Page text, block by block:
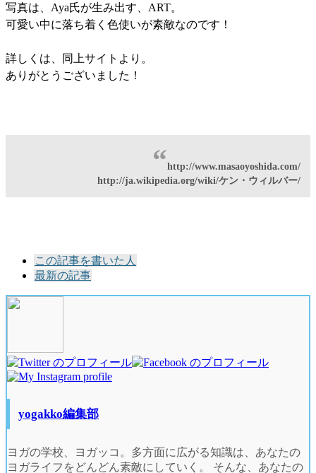
写真は、Aya氏が生み出す、ART。
可愛い中に落ち着く色使いが素敵なのです！
詳しくは、同上サイトより。
ありがとうございました！
http://www.masaoyoshida.com/
http://ja.wikipedia.org/wiki/ケン・ウィルバー/
following
tabs
change
この記事を書いた人
最新の記事
yogakko編集部
ヨガの学校、ヨガッコ。多方面に広がる知識は、あなたの
ヨガライフをどんどん素敵にしていく。 そんな、あなたの